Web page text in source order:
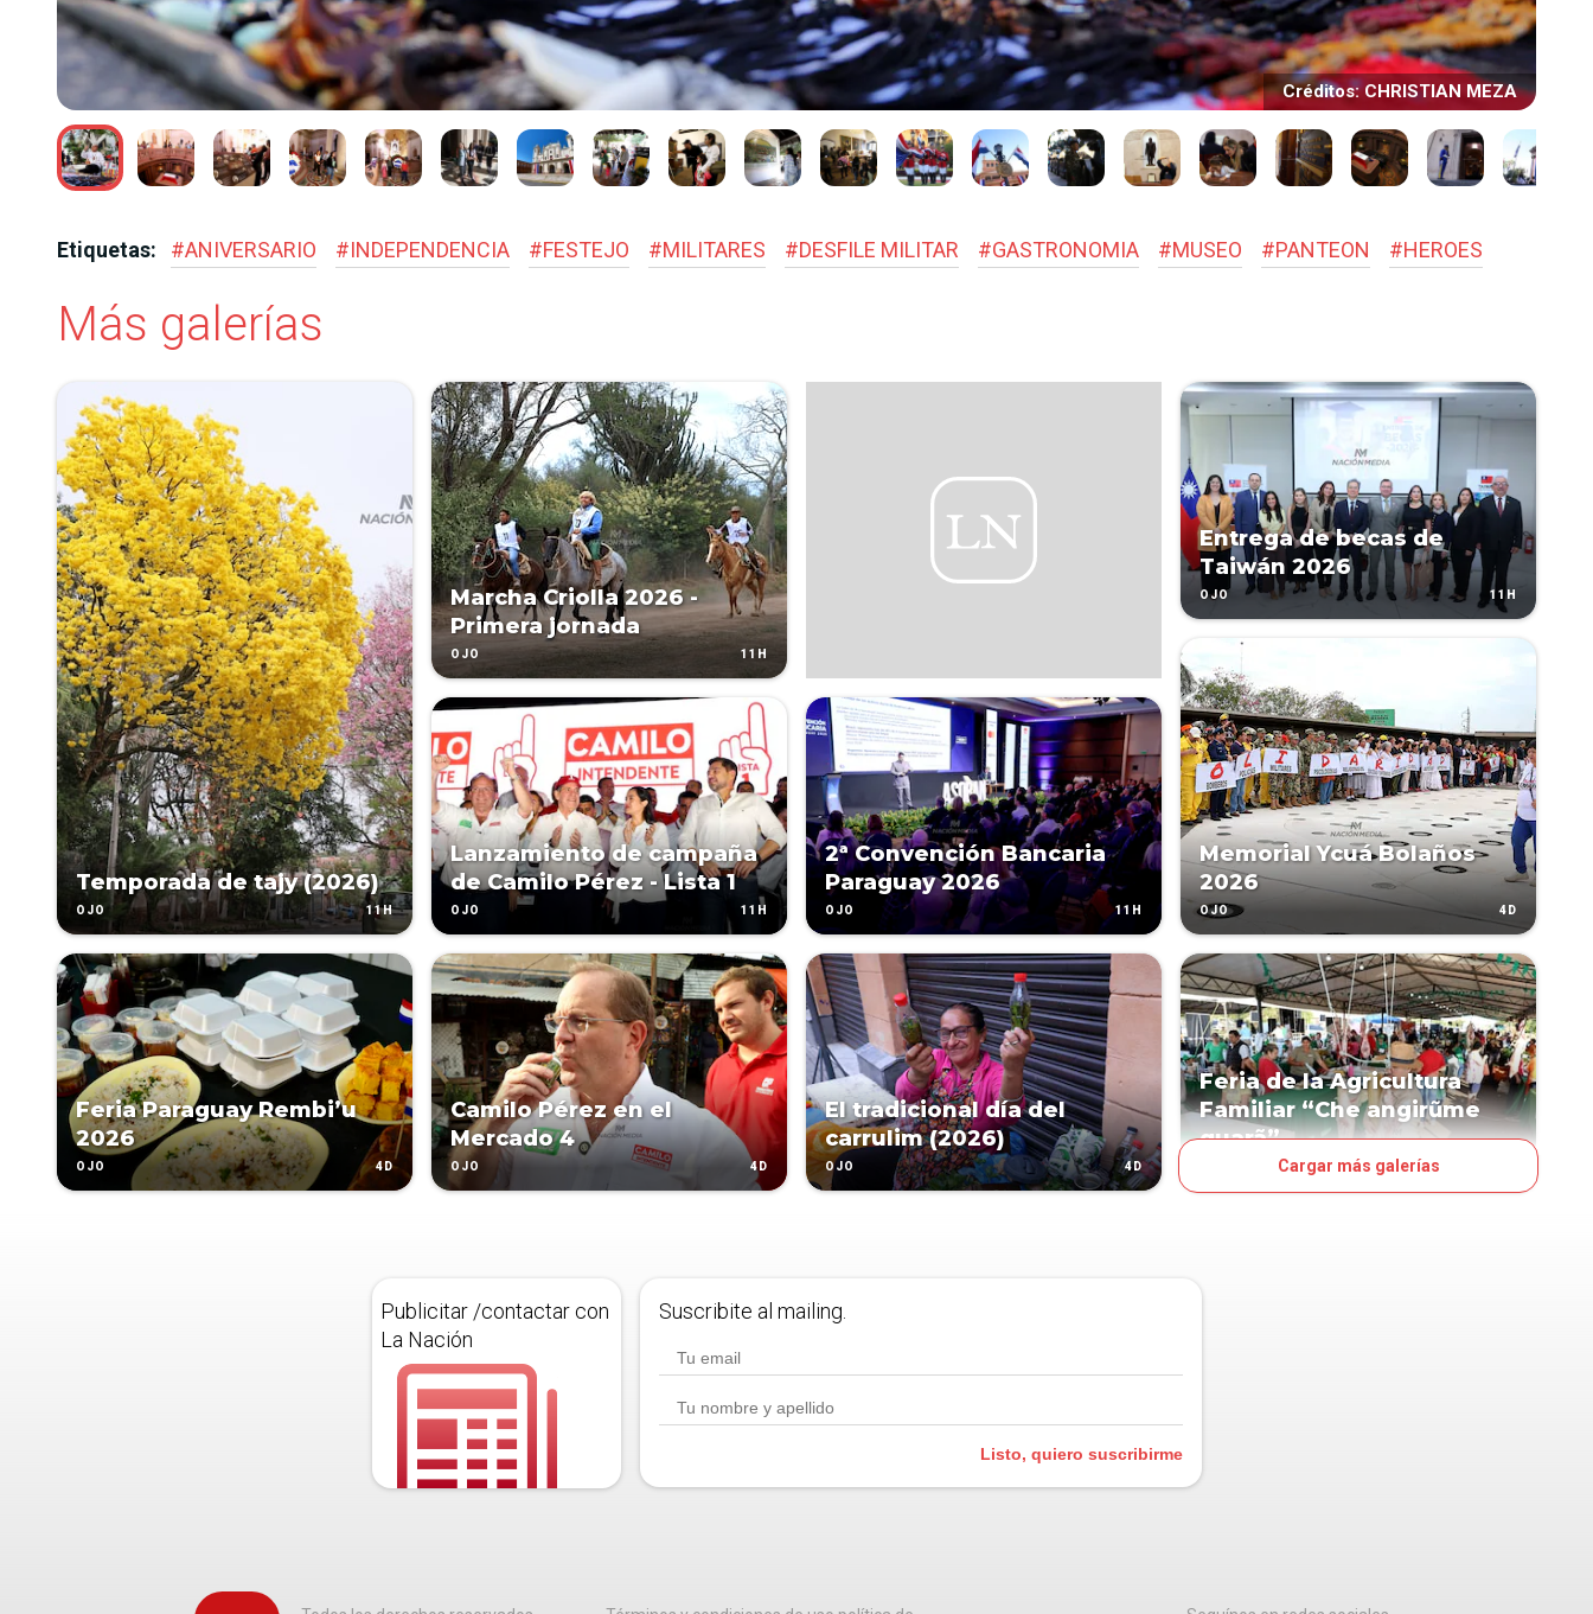
Créditos: CHRISTIAN MEZA
Etiquetas: #ANIVERSARIO #INDEPENDENCIA #FESTEJO #MILITARES #DESFILE MILITAR #GASTRONOMIA #MUSEO #PANTEON #HEROES
Más galerías
Temporada de tajy (2026)
OJO 11H
Marcha Criolla 2026 -
Primera jornada
OJO 11H
Lanzamiento de campaña
de Camilo Pérez - Lista 1
OJO 11H
2ª Convención Bancaria
Paraguay 2026
OJO 11H
Entrega de becas de
Taiwán 2026
OJO 11H
Memorial Ycuá Bolaños
2026
OJO 4D
Feria Paraguay Rembi’u
2026
OJO 4D
Camilo Pérez en el
Mercado 4
OJO 4D
El tradicional día del
carrulim (2026)
OJO 4D
Feria de la Agricultura
Familiar “Che angirũme
guarã”
Cargar más galerías
Publicitar /contactar con
La Nación
Suscribite al mailing.
Listo, quiero suscribirme